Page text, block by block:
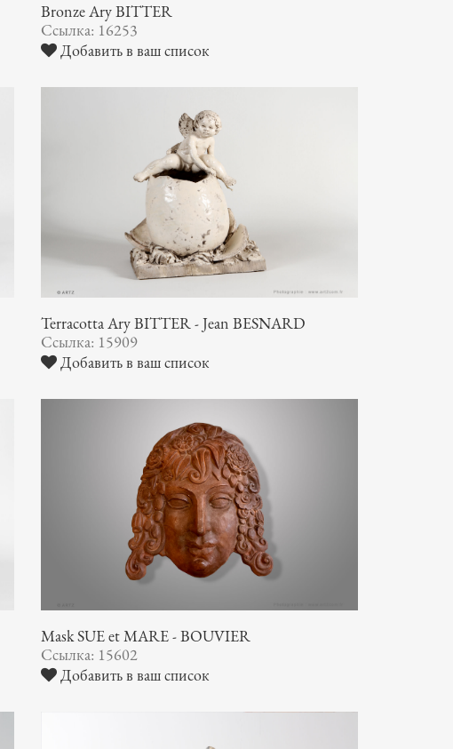
Bronze Ary BITTER
Ссылка: 16253
Добавить в ваш список
Terracotta Ary BITTER - Jean BESNARD
Ссылка: 15909
Добавить в ваш список
Mask SUE et MARE - BOUVIER
Ссылка: 15602
Добавить в ваш список